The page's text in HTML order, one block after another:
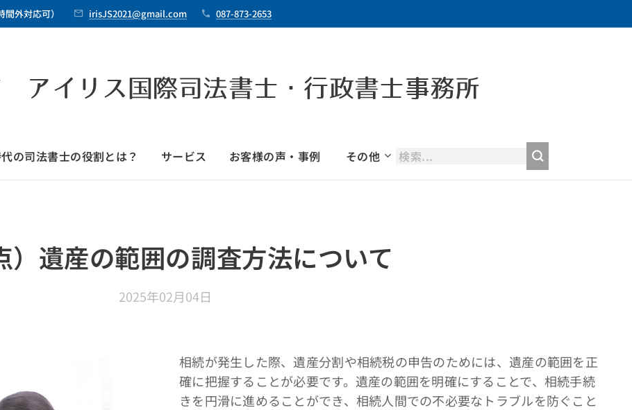
外対応可） irisJS2021@gmail.com 087-873-2653
アイリス国際司法書士・行政書士事務所
の司法書士の役割とは？ サービス お客様の声・事例 その他
）遺産の範囲の調査方法について
2025年02月04日
相続が発生した際、遺産分割や相続税の申告のためには、遺産の範囲を正
確に把握することが必要です。遺産の範囲を明確にすることで、相続手続
きを円滑に進めることができ、相続人間での不必要なトラブルを防ぐこと